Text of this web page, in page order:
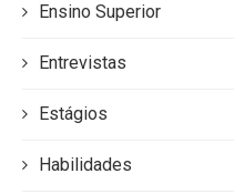
Ensino Superior
Entrevistas
Estágios
Habilidades